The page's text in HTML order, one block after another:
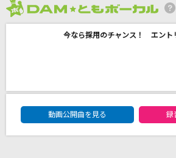
metamorphose
TUBE(チューブ)
今なら採用のチャンス！ エント
DAM★ともボーカルエントリー
動画公開曲を見る
録